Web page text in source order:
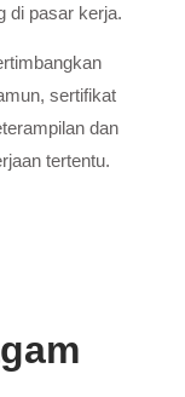
di pasar kerja.
sertifikat
dan
tertentu.